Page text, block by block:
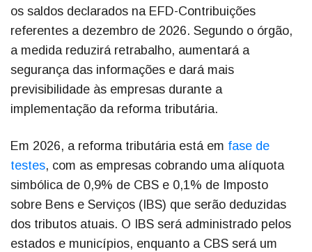
os saldos declarados na EFD-Contribuições
referentes a dezembro de 2026. Segundo o órgão,
a medida reduzirá retrabalho, aumentará a
segurança das informações e dará mais
previsibilidade às empresas durante a
implementação da reforma tributária.
Em 2026, a reforma tributária está em fase de
testes, com as empresas cobrando uma alíquota
simbólica de 0,9% de CBS e 0,1% de Imposto
sobre Bens e Serviços (IBS) que serão deduzidas
dos tributos atuais. O IBS será administrado pelos
estados e municípios, enquanto a CBS será um